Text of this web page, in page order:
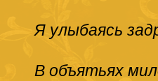
Я улыбаясь
В объятьях